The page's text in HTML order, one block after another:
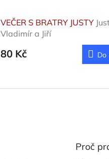
VEČER S BRATRY JUSTY
Vladimír a Jiří
80 Kč Do
Proč